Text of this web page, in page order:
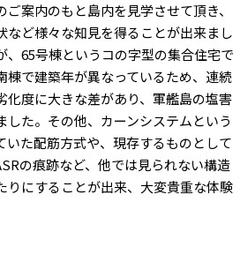
案内のもと島内を見学させて頂き、
など様々な知見を得ることが出来まし
、65号棟というコの字型の集合住宅で
棟で建築年が異なっているため、連続
化度に大きな差があり、軍艦島の塩害
した。その他、カーンシステムという
いた配筋方式や、現存するものとして
の痕跡など、他では見られない構造
りにすることが出来、大変貴重な体験